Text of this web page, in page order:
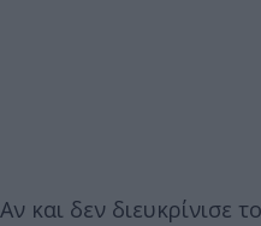
Αν και δεν διευκρίνισε